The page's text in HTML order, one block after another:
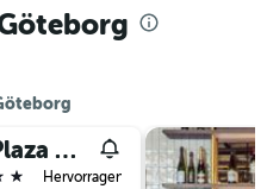
Elite Plaza Hotel
Hervorragend